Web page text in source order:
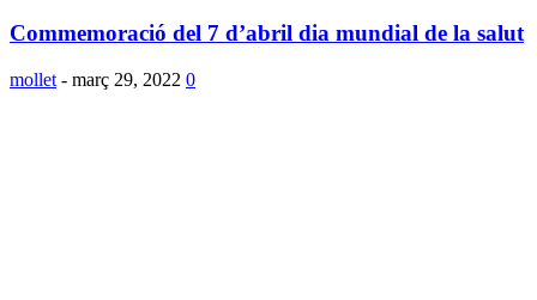
Commemoració del 7 d’abril dia mundial de la salut
mollet - març 29, 2022 0